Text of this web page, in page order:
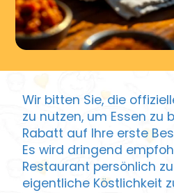
Wir bitten Sie, die
zu nutzen, um Essen zu
Rabatt auf Ihre erste
Es wird dringend
Restaurant persönlich
eigentliche Köstlichkeit